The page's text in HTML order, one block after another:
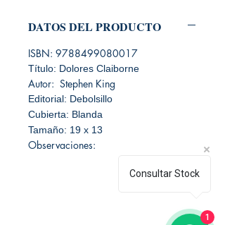
DATOS DEL PRODUCTO
ISBN: 9788499080017
Título: Dolores Claiborne
Autor: Stephen King
Editorial: Debolsillo
Cubierta: Blanda
Tamaño: 19 x 13
Observaciones:
Consultar Stock
1